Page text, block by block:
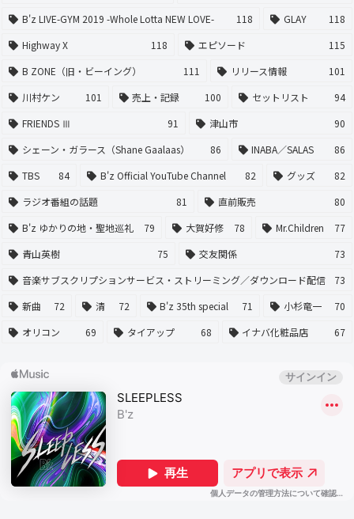
B'z LIVE-GYM 2019 -Whole Lotta NEW LOVE-
118 GLAY
118
Highway X
118 エピソード
115
B ZONE（旧・ビーイング）
111 リリース情報
101
川村ケン
101 売上・記録 100 セットリスト
94
FRIENDS Ⅲ
91 津山市
90
シェーン・ガラース（Shane Gaalaas）
86 INABA／SALAS
86
TBS
84 B'z Official YouTube Channel 82 グッズ
82
ラジオ番組の話題
81 直前販売
80
B'z ゆかりの地・聖地巡礼
79 大賀好修 78 Mr.Children
77
青山英樹
75 交友関係
73
音楽サブスクリプションサービス・ストリーミング／ダウンロード配信
73
新曲
72 清 72 B'z 35th special 71 小杉竜一
70
オリコン
69 タイアップ 68 イナバ化粧品店 67